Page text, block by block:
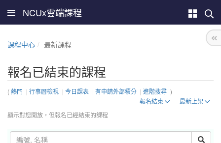
NCUx雲端課程
課程中心 最新課程
報名已結束的課程
(熱門 | 行事曆檢視 | 今日課表 | 有申請外部積分 | 進階搜尋 )
報名結束
最新上架
顯示對您開放，但報名已經結束的課程